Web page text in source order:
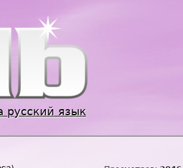
русский язык